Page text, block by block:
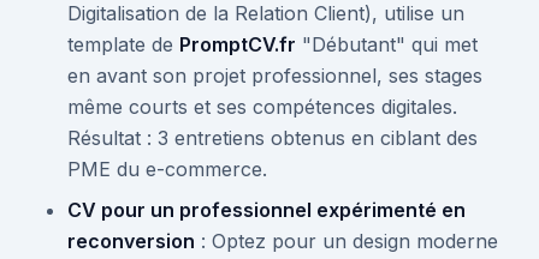
Digitalisation de la Relation Client), utilise un
template de PromptCV.fr "Débutant" qui met
en avant son projet professionnel, ses stages
même courts et ses compétences digitales.
Résultat : 3 entretiens obtenus en ciblant des
PME du e-commerce.
CV pour un professionnel expérimenté en
reconversion : Optez pour un design moderne